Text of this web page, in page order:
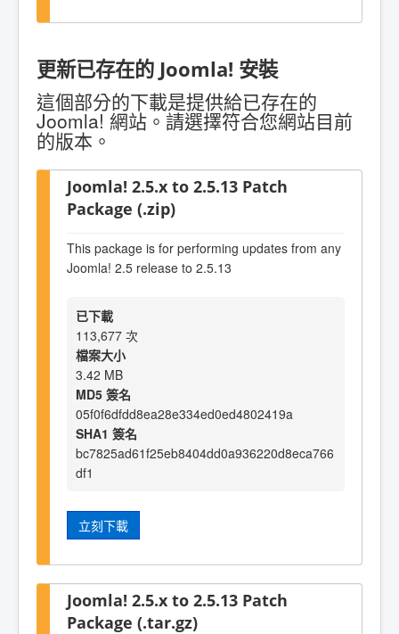
更新已存在的 Joomla! 安裝
這個部分的下載是提供給已存在的
Joomla! 網站。請選擇符合您網站目前
的版本。
Joomla! 2.5.x to 2.5.13 Patch
Package (.zip)
This package is for performing updates from any
Joomla! 2.5 release to 2.5.13
已下載
113,677 次
檔案大小
3.42 MB
MD5 簽名
05f0f6dfdd8ea28e334ed0ed4802419a
SHA1 簽名
bc7825ad61f25eb8404dd0a936220d8eca766
df1
立刻下載
Joomla! 2.5.x to 2.5.13 Patch
Package (.tar.gz)